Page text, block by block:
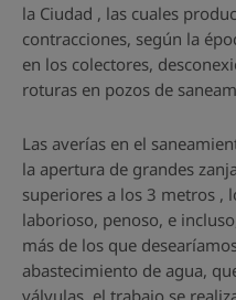
la Ciudad , las cuales
contracciones, según la
en los colectores,
roturas en pozos de
Las averías en el
la apertura de grandes
superiores a los 3 metros ,
laborioso, penoso, e
más de los que
abastecimiento de agua,
válvulas, el trabajo se